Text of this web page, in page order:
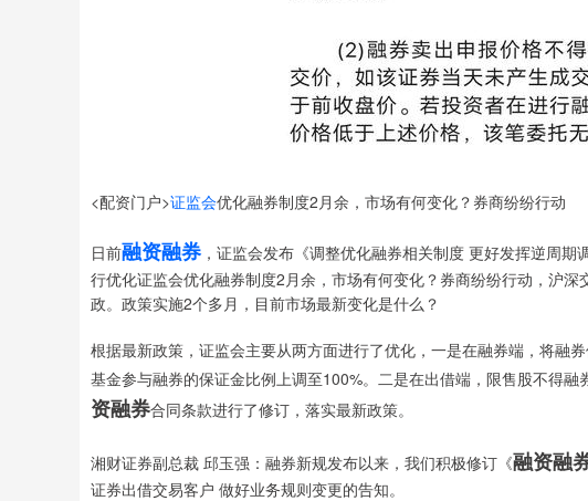
<配资门户>证监会优化融券制度2月余，市场有何变化？券商纷纷行动
日前融资融券，证监会发布《调整优化融券相关制度 更好发挥逆周
行优化证监会优化融券制度2月余，市场有何变化？券商纷纷行动，沪
政。政策实施2个多月，目前市场最新变化是什么？
根据最新政策，证监会主要从两方面进行了优化，一是在融券端，将融
基金参与融券的保证金比例上调至100%。二是在出借端，限售股不得
资融券合同条款进行了修订，落实最新政策。
湘财证券副总裁 邱玉强：融券新规发布以来，我们积极修订《融资融
证券出借交易客户 做好业务规则变更的告知。